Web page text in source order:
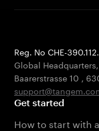
Reg. No CHE-
Global
Baarerstrasse 10 ,
Get started
How to start with